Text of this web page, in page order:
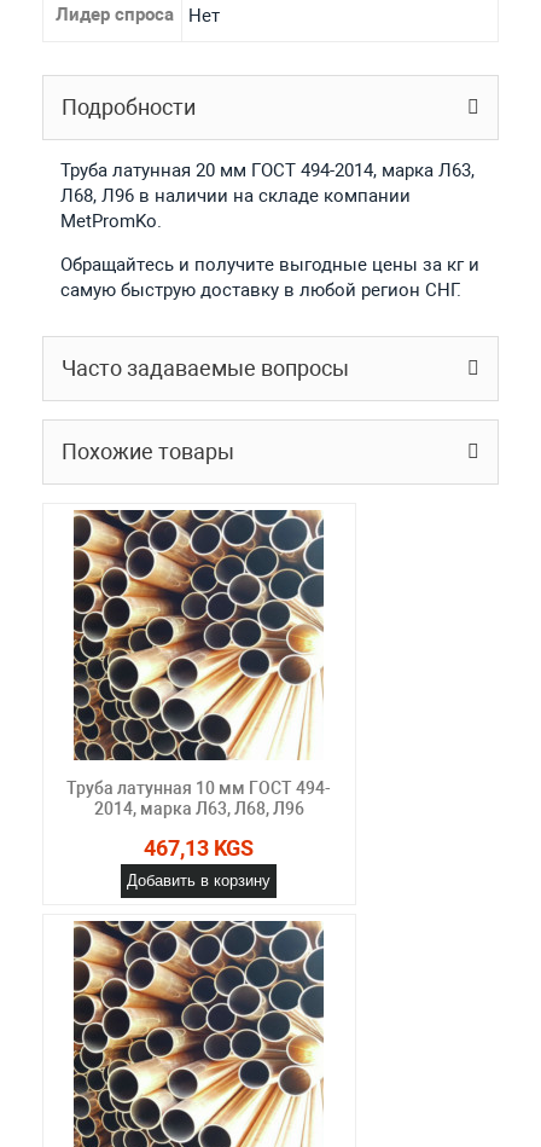
Лидер спроса Нет
Подробности
Труба латунная 20 мм ГОСТ 494-2014, марка Л63,
Л68, Л96 в наличии на складе компании
MetPromKo.
Обращайтесь и получите выгодные цены за кг и
самую быструю доставку в любой регион СНГ.
Часто задаваемые вопросы
Похожие товары
Труба латунная 10 мм ГОСТ 494-
2014, марка Л63, Л68, Л96
467,13 KGS
Добавить в корзину